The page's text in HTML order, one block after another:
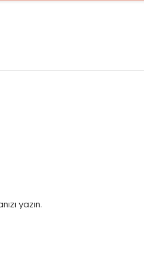
yazın.